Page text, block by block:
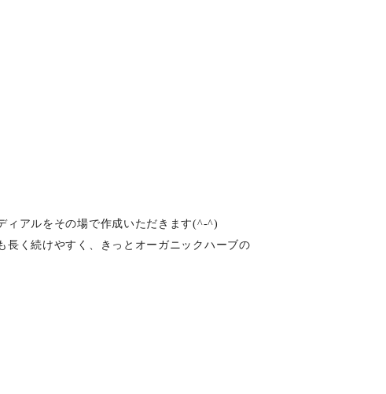
ィアルをその場で作成いただきます(^-^)
長く続けやすく、きっとオーガニックハーブの